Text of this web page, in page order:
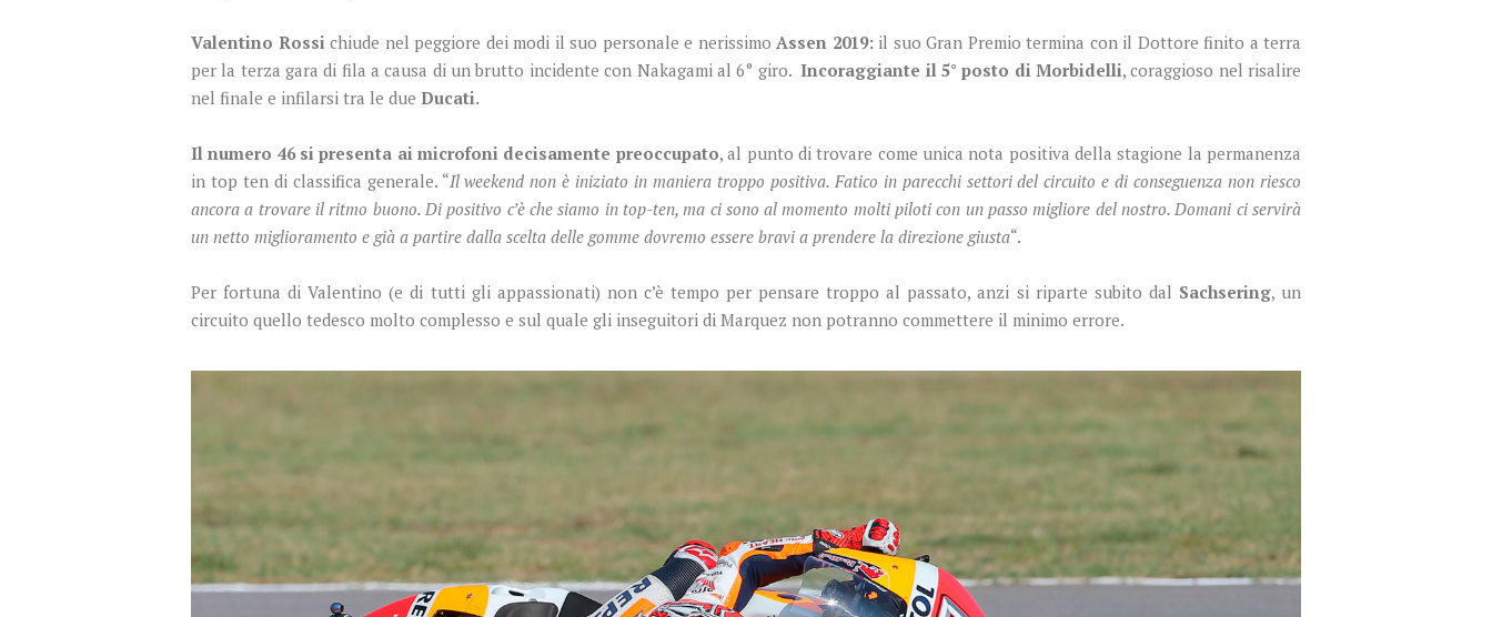
Valentino Rossi chiude nel peggiore dei modi il suo personale e nerissimo Assen 2019:il suo Gran Premio termina con il Dottore finito a terra
per la terza gara di fila a causa di un brutto incidente con Nakagami al 6° giro. Incoraggiante il 5° posto di Morbidelli, coraggioso nel risalire
nel finale e infilarsi tra le due Ducati.
Il numero 46 si presenta ai microfoni decisamente preoccupato, al punto di trovare come unica nota positiva della stagione la permanenza
in top ten di classifica generale. “Il weekend non è iniziato in maniera troppo positiva. Fatico in parecchi settori del circuito e di conseguenza non riesco
ancora a trovare il ritmo buono. Di positivo c’è che siamo in top-ten, ma ci sono al momento molti piloti con un passo migliore del nostro. Domani ci servirà
un netto miglioramento e già a partire dalla scelta delle gomme dovremo essere bravi a prendere la direzione giusta“.
Per fortuna di Valentino (e di tutti gli appassionati) non c’è tempo per pensare troppo al passato, anzi si riparte subito dal Sachsering, un
circuito quello tedesco molto complesso e sul quale gli inseguitori di Marquez non potranno commettere il minimo errore.